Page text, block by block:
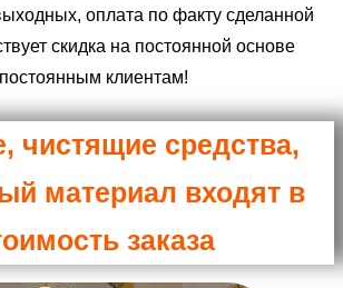
оплата по факту сделанной
скидка на постоянной основе
постоянным клиентам!
чистящие средства,
материал входят в
заказа